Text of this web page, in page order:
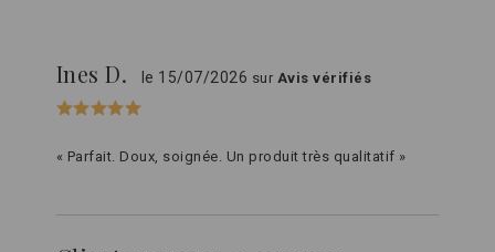
Ines D. le 15/07/2026 sur Avis vérifiés
« Parfait. Doux, soignée. Un produit très qualitatif »